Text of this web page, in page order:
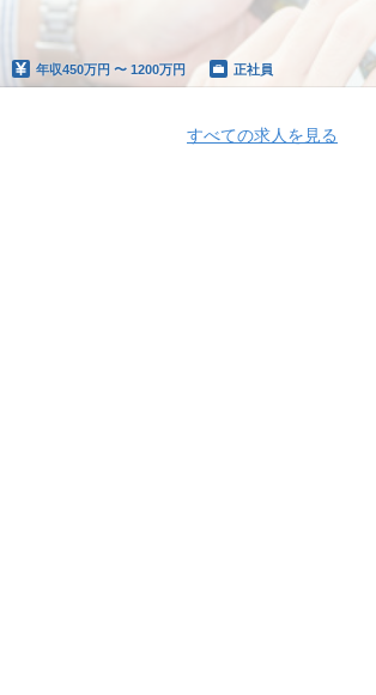
年収450万円 〜 1200万円 正社員
すべての求人を見る